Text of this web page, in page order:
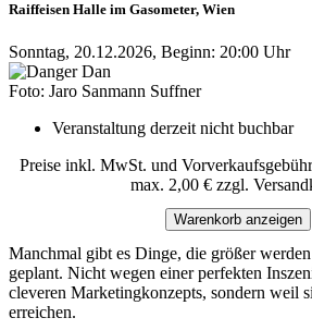
Raiffeisen Halle im Gasometer, Wien
Sonntag, 20.12.2026, Beginn: 20:00 Uhr
Foto: Jaro Sanmann Suffner
Veranstaltung derzeit nicht buchbar
Preise inkl. MwSt. und
max. 2,00 € zzgl.
Warenkorb anzeigen
Manchmal gibt es Dinge, die größer
geplant. Nicht wegen einer perfekten
cleveren Marketingkonzepts, sondern weil
erreichen.